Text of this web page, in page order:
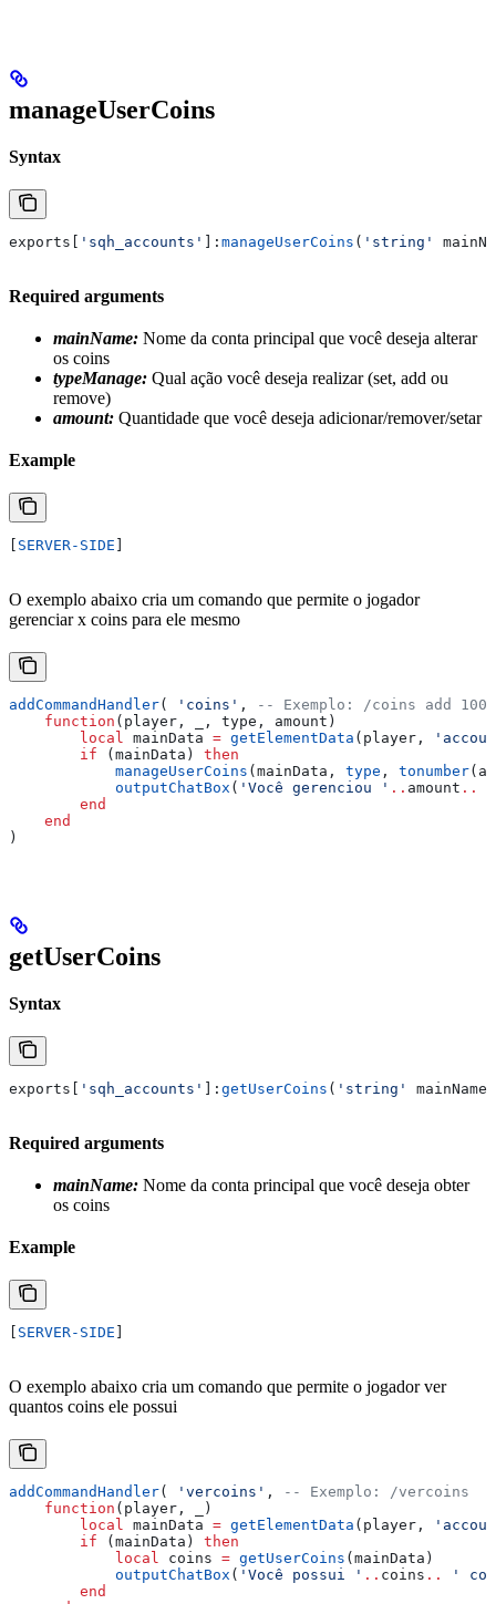
manageUserCoins
Syntax
exports 'sqh_accounts' ]: manageUserCoins ( 'string'
Required arguments
mainName: Nome da conta principal que você deseja alterar
os coins
typeManage: Qual ação você deseja realizar (set, add ou
remove)
amount: Quantidade que você deseja adicionar/remover/setar
Example
SERVER-SIDE
O exemplo abaixo cria um comando que permite o jogador
gerenciar x coins para ele mesmo
addCommandHandler( 'coins' ,
-- Exemplo: /coins add 1000
    function
( player , , type , amount )
        local
mainData = getElementData ( player ,
        if
( mainData ) then
            manageUserCoins
( mainData , type , tonumber(
            outputChatBox
( 'Você gerenciou ' .. amount ..
        end
    end
)
getUserCoins
Syntax
exports 'sqh_accounts' ]: getUserCoins ( 'string' mainName
Required arguments
mainName: Nome da conta principal que você deseja obter
os coins
Example
SERVER-SIDE
O exemplo abaixo cria um comando que permite o jogador ver
quantos coins ele possui
addCommandHandler( 'vercoins' ,
-- Exemplo: /vercoins
    function
( player ,
)
        local
mainData = getElementData ( player ,
        if
( mainData ) then
            local
coins = getUserCoins ( mainData )
            outputChatBox
( 'Você possui ' .. coins ..
'
        end